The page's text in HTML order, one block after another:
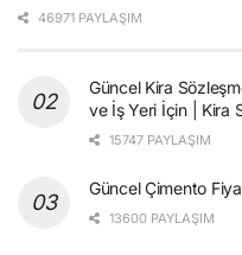
46971 PAYLAŞIM
Güncel Kira
ve İş Yeri İçin | Kira
15747 PAYLAŞIM
Güncel Çimento
13600 PAYLAŞIM